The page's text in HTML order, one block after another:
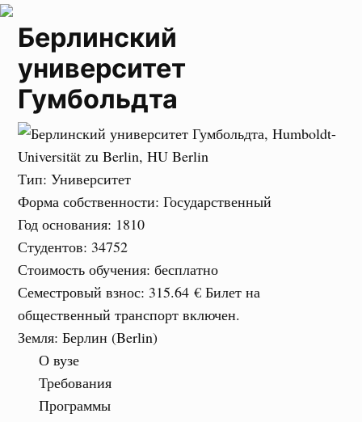
Берлинский
университет
Гумбольдта
Тип: Университет
Форма собственности: Государственный
Год основания: 1810
Студентов: 34752
Стоимость обучения: бесплатно
Семестровый взнос: 315.64 € Билет на
общественный транспорт включен.
Земля: Берлин (Berlin)
О вузе
Требования
Программы